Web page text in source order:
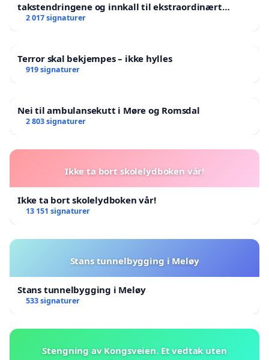
takstendringene og innkall til ekstraordinært
landsråd
2 017 signaturer
Terror skal bekjempes – ikke hylles
919 signaturer
Nei til ambulansekutt i Møre og Romsdal
2 803 signaturer
Ikke ta bort skolelydboken vår!
Ikke ta bort skolelydboken vår!
13 151 signaturer
Stans tunnelbygging i Meløy
Stans tunnelbygging i Meløy
533 signaturer
Stengning av Kongsveien. Et vedtak uten